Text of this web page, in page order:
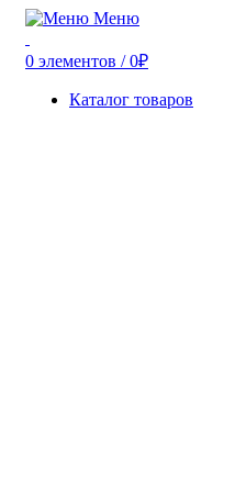
Меню
0 элементов / 0₽
Каталог товаров